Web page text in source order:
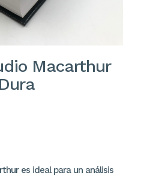
Macarthur
es ideal para un análisis